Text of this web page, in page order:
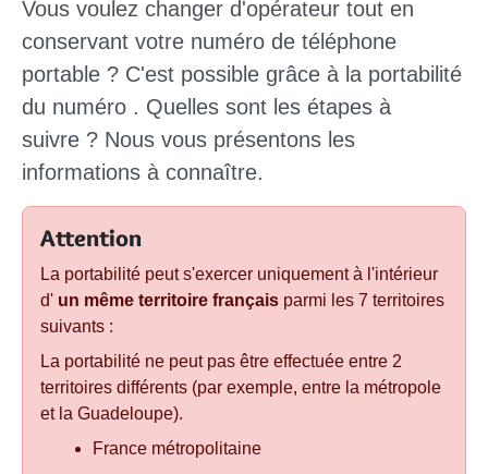
Vous voulez changer d'opérateur tout en
conservant votre numéro de téléphone
portable ? C'est possible grâce à la portabilité
du numéro . Quelles sont les étapes à
suivre ? Nous vous présentons les
informations à connaître.
Attention
La portabilité peut s'exercer uniquement à l'intérieur
d' un même territoire français parmi les 7 territoires
suivants :
La portabilité ne peut pas être effectuée entre 2
territoires différents (par exemple, entre la métropole
et la Guadeloupe).
France métropolitaine